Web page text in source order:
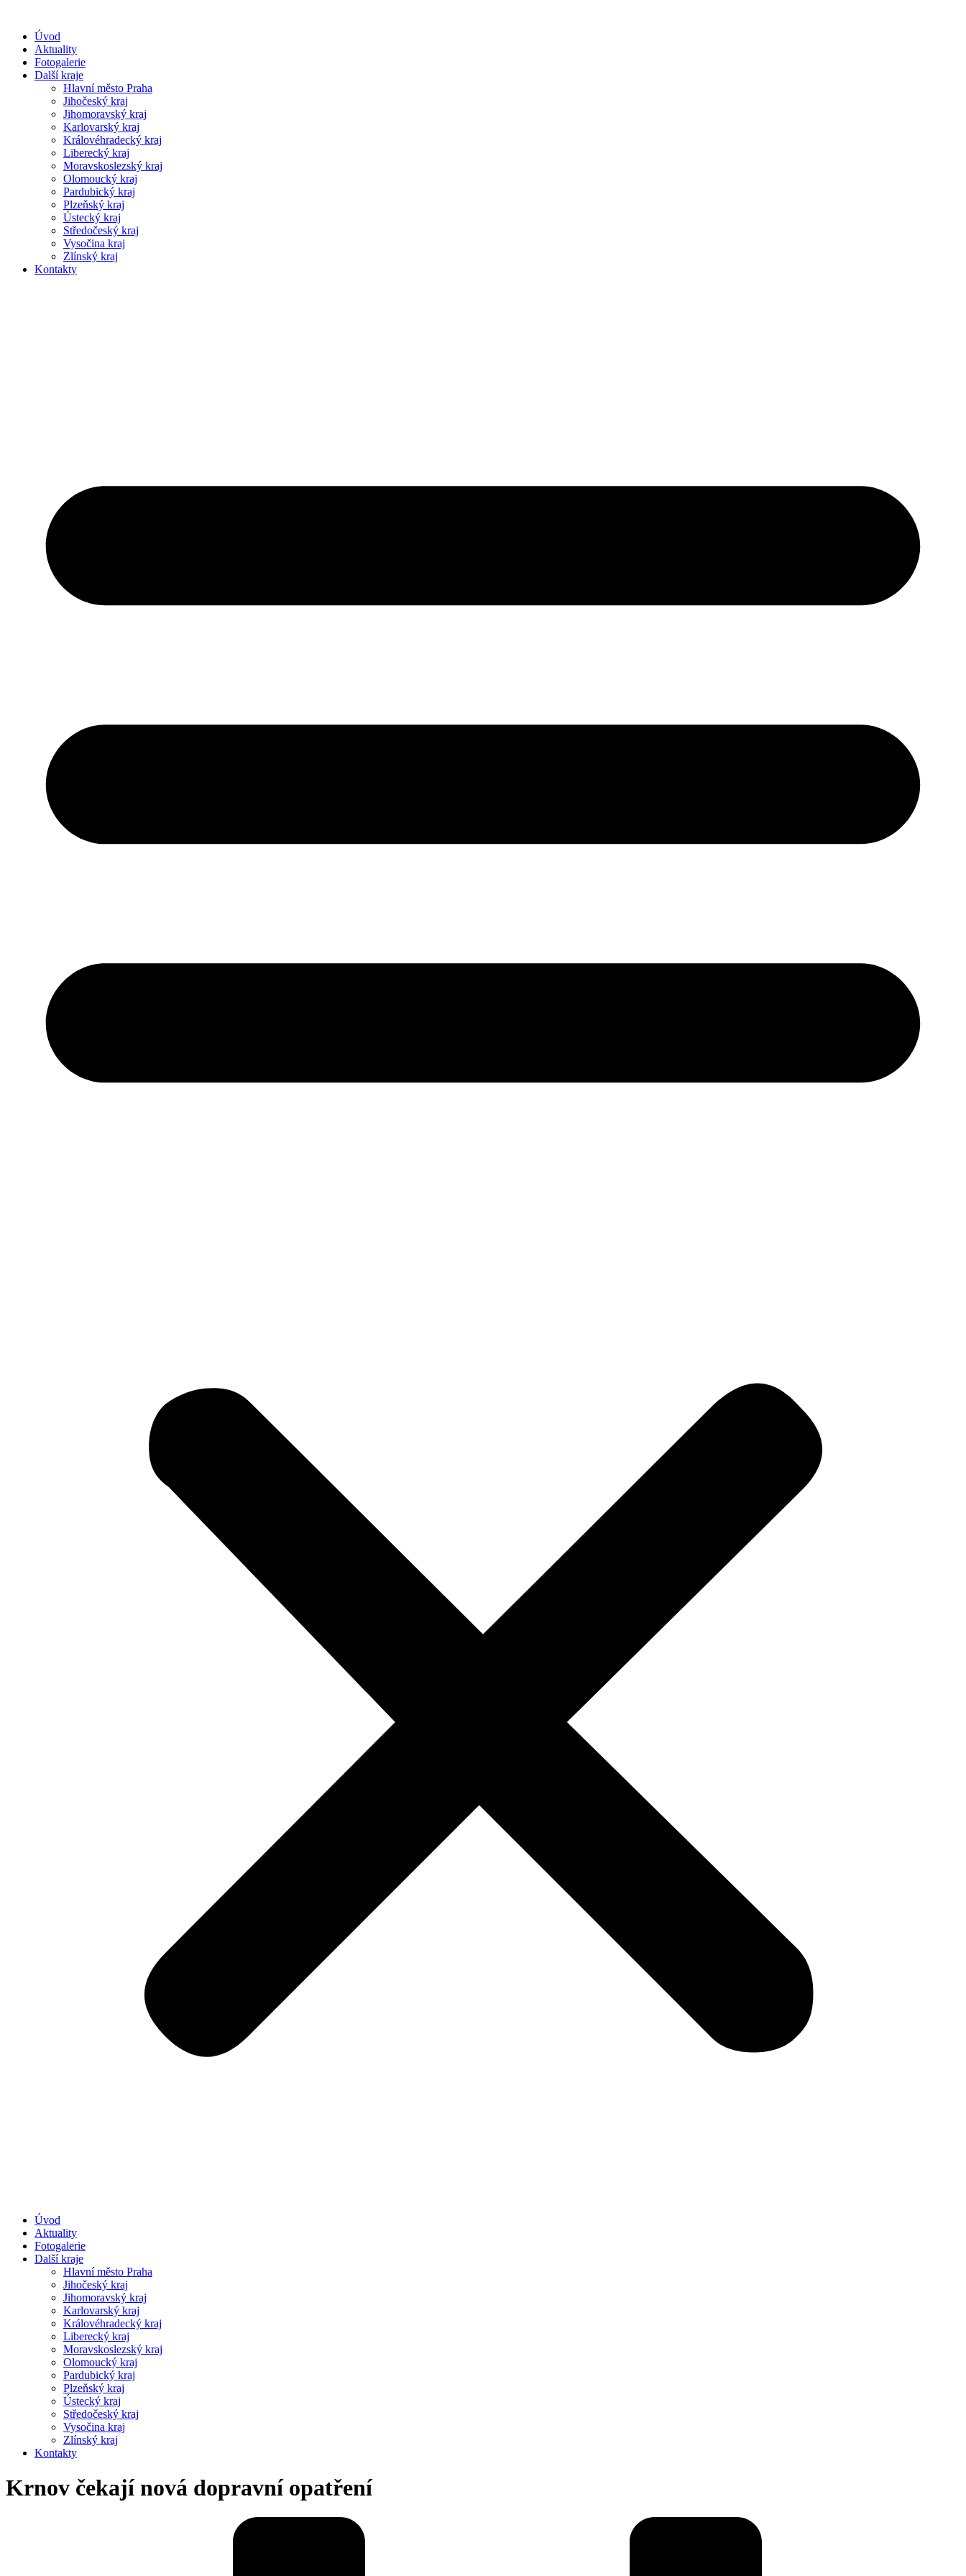
Úvod
Aktuality
Fotogalerie
Další kraje
Hlavní město Praha
Jihočeský kraj
Jihomoravský kraj
Karlovarský kraj
Královéhradecký kraj
Liberecký kraj
Moravskoslezský kraj
Olomoucký kraj
Pardubický kraj
Plzeňský kraj
Ústecký kraj
Středočeský kraj
Vysočina kraj
Zlínský kraj
Kontakty
Úvod
Aktuality
Fotogalerie
Další kraje
Hlavní město Praha
Jihočeský kraj
Jihomoravský kraj
Karlovarský kraj
Královéhradecký kraj
Liberecký kraj
Moravskoslezský kraj
Olomoucký kraj
Pardubický kraj
Plzeňský kraj
Ústecký kraj
Středočeský kraj
Vysočina kraj
Zlínský kraj
Kontakty
Krnov čekají nová dopravní opatření